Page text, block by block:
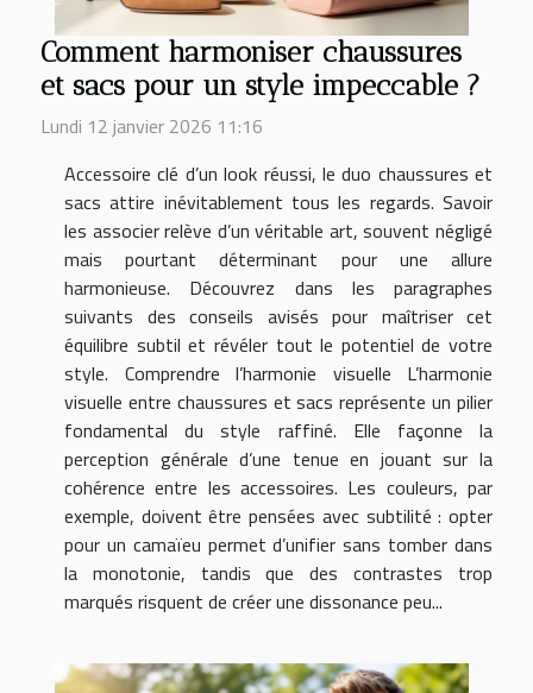
Comment harmoniser chaussures
et sacs pour un style impeccable ?
Lundi 12 janvier 2026 11:16
Accessoire clé d’un look réussi, le duo chaussures et
sacs attire inévitablement tous les regards. Savoir
les associer relève d’un véritable art, souvent négligé
mais pourtant déterminant pour une allure
harmonieuse. Découvrez dans les paragraphes
suivants des conseils avisés pour maîtriser cet
équilibre subtil et révéler tout le potentiel de votre
style. Comprendre l’harmonie visuelle L’harmonie
visuelle entre chaussures et sacs représente un pilier
fondamental du style raffiné. Elle façonne la
perception générale d’une tenue en jouant sur la
cohérence entre les accessoires. Les couleurs, par
exemple, doivent être pensées avec subtilité : opter
pour un camaïeu permet d’unifier sans tomber dans
la monotonie, tandis que des contrastes trop
marqués risquent de créer une dissonance peu...